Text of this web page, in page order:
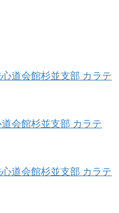
道会館杉並支部 カラテ
会館杉並支部 カラテ
道会館杉並支部 カラテ